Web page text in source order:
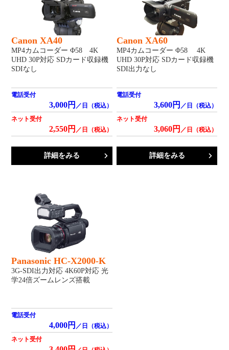
Canon XA40
MP4カムコーダー Φ58 4K
UHD 30P対応 SDカード収録機
SDIなし
電話受付
3,000円 ／日（税込）
ネット受付
2,550円 ／日（税込）
詳細をみる
Canon XA60
MP4カムコーダー Φ58 4K
UHD 30P対応 SDカード収録機
SDI出力なし
電話受付
3,600円 ／日（税込）
ネット受付
3,060円 ／日（税込）
詳細をみる
Panasonic HC-X2000-K
3G-SDI出力対応 4K60P対応 光
学24倍ズームレンズ搭載
電話受付
4,000円 ／日（税込）
ネット受付